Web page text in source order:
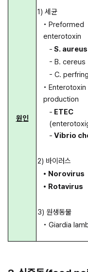
원인
1) 세균
• Preformed
enterotoxin
- S. aureus
- B. cereus
- C.
• Enterotoxin
production
-
- Vibrio
2) 바이러스
• Norovirus
• Rotavirus
3) 원생동물
• Giardia